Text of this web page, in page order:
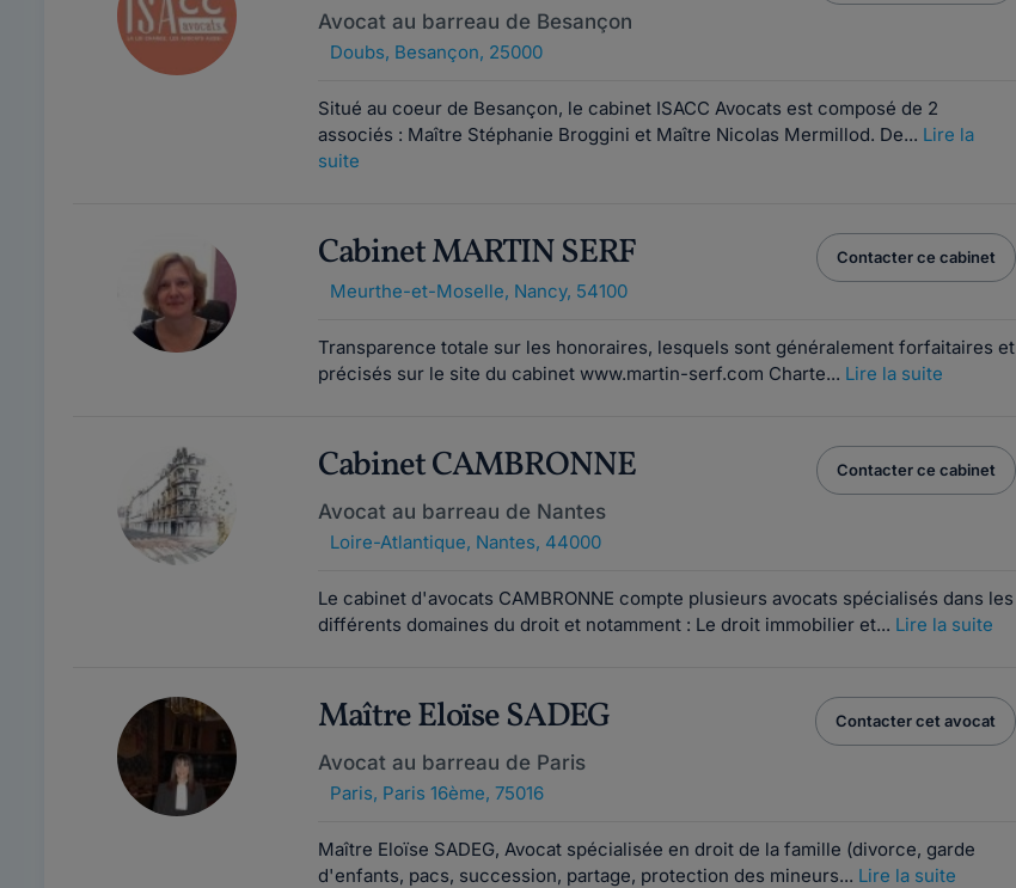
Avocat au barreau de Besançon
Doubs, Besançon, 25000
Situé au coeur de Besançon, le cabinet ISACC Avocats est composé de 2
associés : Maître Stéphanie Broggini et Maître Nicolas Mermillod. De... Lire la
suite
Cabinet MARTIN SERF
Meurthe-et-Moselle, Nancy, 54100
Contacter ce cabinet
Transparence totale sur les honoraires, lesquels sont généralement forfaitaires et
précisés sur le site du cabinet www.martin-serf.com Charte... Lire la suite
Cabinet CAMBRONNE
Avocat au barreau de Nantes
Loire-Atlantique, Nantes, 44000
Contacter ce cabinet
Le cabinet d'avocats CAMBRONNE compte plusieurs avocats spécialisés dans les
différents domaines du droit et notamment : Le droit immobilier et... Lire la suite
Maître Eloïse SADEG
Avocat au barreau de Paris
Paris, Paris 16ème, 75016
Contacter cet avocat
Maître Eloïse SADEG, Avocat spécialisée en droit de la famille (divorce, garde
d'enfants, pacs, succession, partage, protection des mineurs... Lire la suite